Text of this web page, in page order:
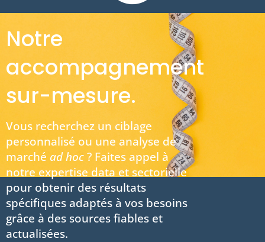
Notre
accompagnement
sur-mesure.
Vous recherchez un ciblage
personnalisé ou une analyse de
marché ad hoc? Faites appel à
notre expertise data et sectorielle
pour obtenir des résultats
spécifiques adaptés à vos besoins
grâce à des sources fiables et
actualisées.